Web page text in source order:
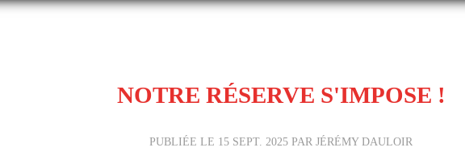
NOTRE RÉSERVE S'IMPOSE !
PUBLIÉE LE 15 SEPT. 2025 PAR JÉRÉMY DAULOIR